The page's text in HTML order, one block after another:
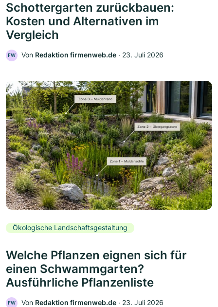
Schottergarten zurückbauen:
Kosten und Alternativen im
Vergleich
FW Von Redaktion firmenweb.de ‧ 23. Juli 2026
Ökologische Landschaftsgestaltung
Welche Pflanzen eignen sich für
einen Schwammgarten?
Ausführliche Pflanzenliste
FW Von Redaktion firmenweb.de ‧ 23. Juli 2026